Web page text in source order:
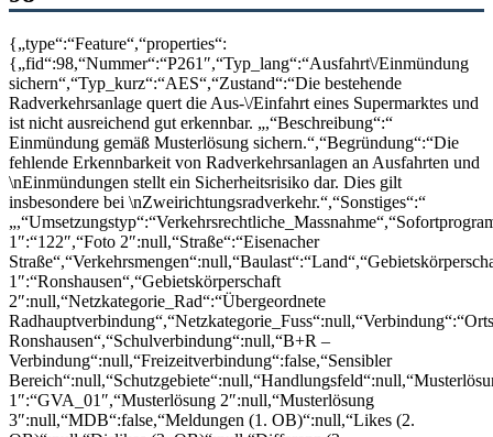
{„type“:“Feature“,“properties“:
{„fid“:98,“Nummer“:“P261″,“Typ_lang“:“Ausfahrt\/Einmündung
sichern“,“Typ_kurz“:“AES“,“Zustand“:“Die bestehende
Radverkehrsanlage quert die Aus-\/Einfahrt eines Supermarktes und
ist nicht ausreichend gut erkennbar. „,“Beschreibung“:“
Einmündung gemäß Musterlösung sichern.“,“Begründung“:“Die
fehlende Erkennbarkeit von Radverkehrsanlagen an Ausfahrten und
\nEinmündungen stellt ein Sicherheitsrisiko dar. Dies gilt
insbesondere bei \nZweirichtungsradverkehr.“,“Sonstiges“:“
1″:“122″,“Foto 2″:null,“Straße“:“Eisenacher
1″:“Ronshausen“,“Gebietskörperschaft
2″:null,“Netzkategorie_Rad“:“Übergeordnete
Ronshausen“,“Schulverbindung“:null,“B+R –
Verbindung“:null,“Freizeitverbindung“:false,“Sensibler
1″:“GVA_01″,“Musterlösung 2″:null,“Musterlösung
3″:null,“MDB“:false,“Meldungen (1. OB)“:null,“Likes (2.